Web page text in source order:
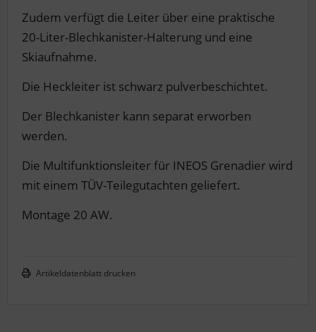
Zudem verfügt die Leiter über eine praktische
20-Liter-Blechkanister-Halterung und eine
Skiaufnahme.
Die Heckleiter ist schwarz pulverbeschichtet.
Der Blechkanister kann separat erworben
werden.
Die Multifunktionsleiter für INEOS Grenadier wird
mit einem TÜV-Teilegutachten geliefert.
Montage 20 AW.
Artikeldatenblatt drucken